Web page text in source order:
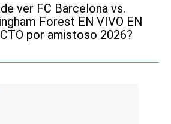
ver FC Barcelona vs.
Forest EN VIVO EN
por amistoso 2026?